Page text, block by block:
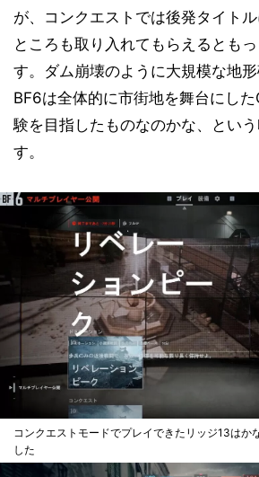
が、コンクエストでは後発タイト
ところも取り入れてもらえるとも
す。ダム崩壊のように大規模な地形
BF6は全体的に市街地を舞台にし
験を目指したものなのかな、とい
す。
コンクエストモードでプレイできたリッジ13はか
した